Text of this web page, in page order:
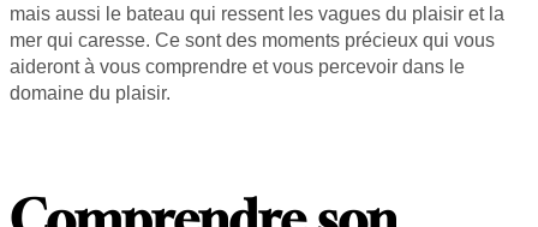
mais aussi le bateau qui ressent les vagues du plaisir et la
mer qui caresse. Ce sont des moments précieux qui vous
aideront à vous comprendre et vous percevoir dans le
domaine du plaisir.